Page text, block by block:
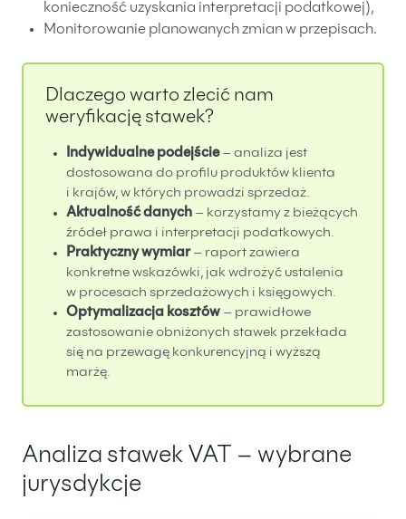
konieczność uzyskania interpretacji podatkowej),
Monitorowanie planowanych zmian w przepisach.
Dlaczego warto zlecić nam
weryfikację stawek?
Indywidualne podejście– analiza jest
dostosowana do profilu produktów klienta
i krajów, w których prowadzi sprzedaż.
Aktualność danych– korzystamy z bieżących
źródeł prawa i interpretacji podatkowych.
Praktyczny wymiar– raport zawiera
konkretne wskazówki, jak wdrożyć ustalenia
w procesach sprzedażowych i księgowych.
Optymalizacja kosztów– prawidłowe
zastosowanie obniżonych stawek przekłada
się na przewagę konkurencyjną i wyższą
marżę.
Analiza stawek VAT – wybrane
jurysdykcje